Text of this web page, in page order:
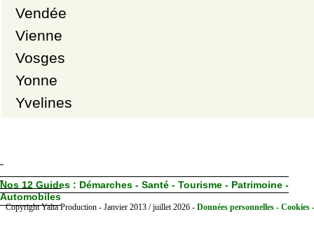
Vendée
Vienne
Vosges
Yonne
Yvelines
Nos 12 Guides : Démarches - Santé - Tourisme - Patrimoine -
Automobiles
Copyright Yalta Production - Janvier 2013 / juillet 2026 - Données personnelles - Cookies